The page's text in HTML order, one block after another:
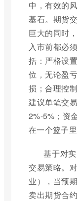
中，有效的
基石。期货
巨大的同时
入市前都必
括：严格设
位，无论盈
损；合理控
建议单笔交
2%-5%；资
在一个篮子里
基于对
交易策略。
业），当预
卖出期货合